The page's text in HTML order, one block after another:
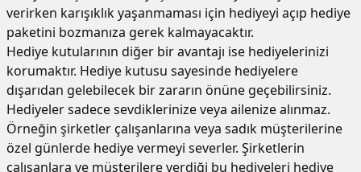
verirken karışıklık yaşanmaması için hediyeyi açıp hediye
paketini bozmanıza gerek kalmayacaktır.
Hediye kutularının diğer bir avantajı ise hediyelerinizi
korumaktır. Hediye kutusu sayesinde hediyelere
dışarıdan gelebilecek bir zararın önüne geçebilirsiniz.
Hediyeler sadece sevdiklerinize veya ailenize alınmaz.
Örneğin şirketler çalışanlarına veya sadık müşterilerine
özel günlerde hediye vermeyi severler. Şirketlerin
çalışanlara ve müşterilere verdiği bu hediyeleri hediye